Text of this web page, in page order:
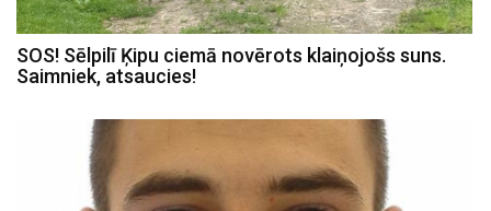
SOS! Sēlpilī Ķipu ciemā novērots klaiņojošs suns.
Saimniek, atsaucies!